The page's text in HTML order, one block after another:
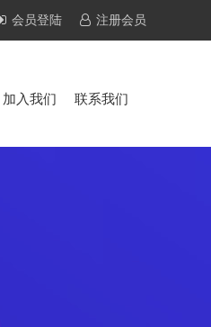
会员登陆 注册会员
加入我们 联系我们